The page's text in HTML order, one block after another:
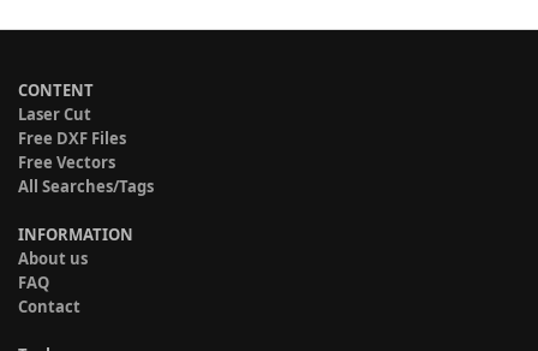
CONTENT
Laser Cut
Free DXF Files
Free Vectors
All Searches/Tags
INFORMATION
About us
FAQ
Contact